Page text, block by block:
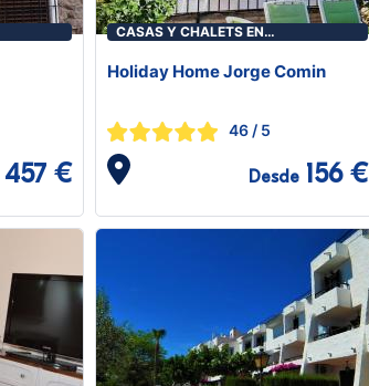
457 €
CASAS Y CHALETS EN
Holiday Home Jorge Comin
46/ 5
Desde 156 €